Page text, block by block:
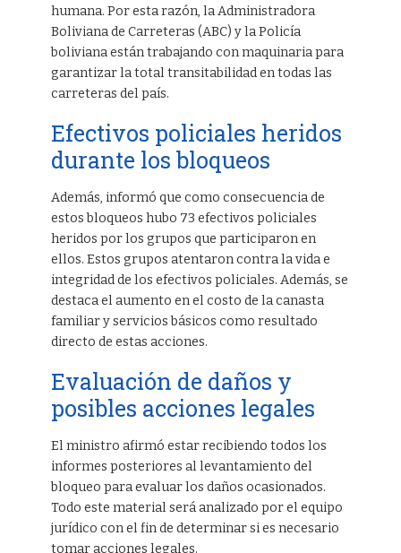
humana. Por esta razón, la Administradora
Boliviana de Carreteras (ABC) y la Policía
boliviana están trabajando con maquinaria para
garantizar la total transitabilidad en todas las
carreteras del país.
Efectivos policiales heridos
durante los bloqueos
Además, informó que como consecuencia de
estos bloqueos hubo 73 efectivos policiales
heridos por los grupos que participaron en
ellos. Estos grupos atentaron contra la vida e
integridad de los efectivos policiales. Además, se
destaca el aumento en el costo de la canasta
familiar y servicios básicos como resultado
directo de estas acciones.
Evaluación de daños y
posibles acciones legales
El ministro afirmó estar recibiendo todos los
informes posteriores al levantamiento del
bloqueo para evaluar los daños ocasionados.
Todo este material será analizado por el equipo
jurídico con el fin de determinar si es necesario
tomar acciones legales.